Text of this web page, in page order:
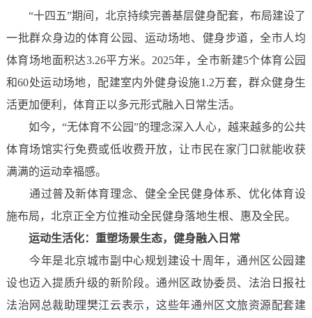
“十四五”期间，北京持续完善基层健身配套，布局建设了
一批群众身边的体育公园、运动场地、健身步道，全市人均
体育场地面积达3.26平方米。2025年，全市新建5个体育公园
和60处运动场地，配建室内外健身设施1.2万套，群众健身生
活更加便利，体育正以多元形式融入日常生活。
如今，“无体育不公园”的理念深入人心，越来越多的公共
体育场馆实行免费或低收费开放，让市民在家门口就能收获
满满的运动幸福感。
通过普及新体育理念、健全全民健身体系、优化体育设
施布局，北京正全方位推动全民健身落地生根、惠及全民。
运动生活化： 重塑场景生态，健身融入日常
今年是北京城市副中心规划建设十周年，通州区公园建
设也迈入提质升级的新阶段。通州区政协委员、法治日报社
法治网总裁助理樊江云表示，这些年通州区文旅资源配套建